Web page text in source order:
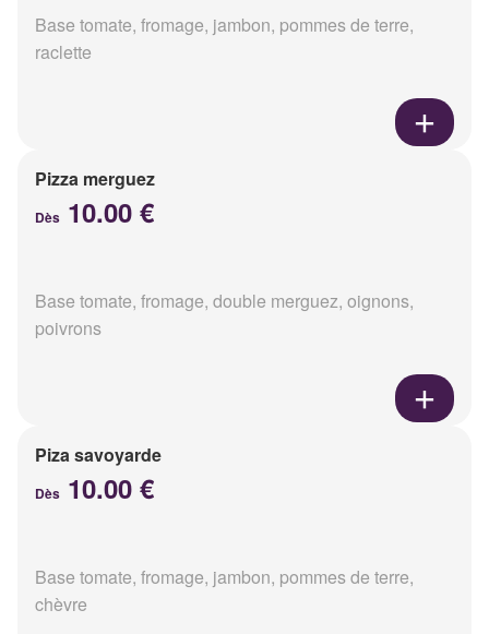
Base tomate, fromage, jambon, pommes de terre,
raclette
Pizza merguez
Dès 10.00 €
Base tomate, fromage, double merguez, oignons,
poivrons
Piza savoyarde
Dès 10.00 €
Base tomate, fromage, jambon, pommes de terre,
chèvre